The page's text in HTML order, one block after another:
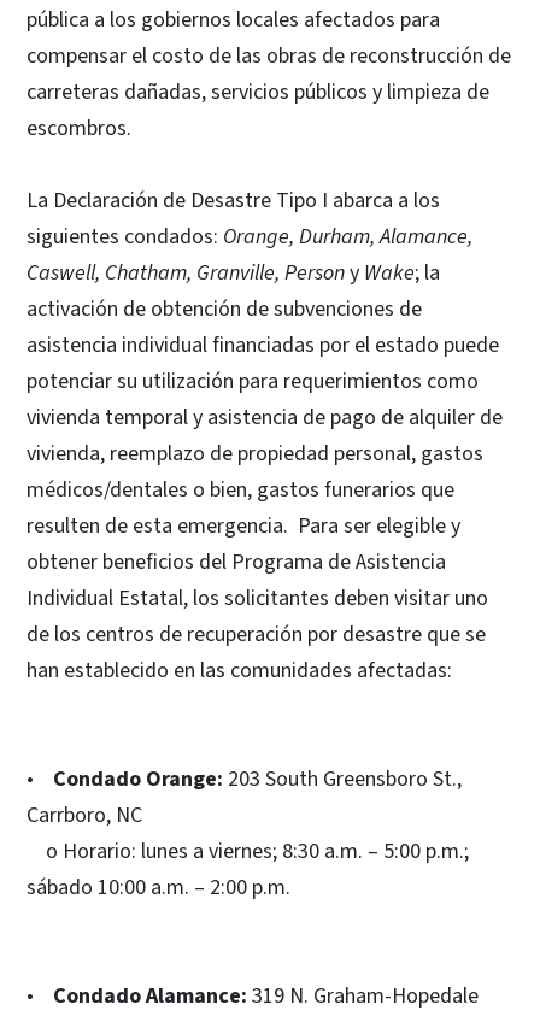
pública a los gobiernos locales afectados para
compensar el costo de las obras de reconstrucción de
carreteras dañadas, servicios públicos y limpieza de
escombros.
La Declaración de Desastre Tipo I abarca a los
siguientes condados: Orange, Durham, Alamance,
Caswell, Chatham, Granville, Persony Wake; la
activación de obtención de subvenciones de
asistencia individual financiadas por el estado puede
potenciar su utilización para requerimientos como
vivienda temporal y asistencia de pago de alquiler de
vivienda, reemplazo de propiedad personal, gastos
médicos/dentales o bien, gastos funerarios que
resulten de esta emergencia. Para ser elegible y
obtener beneficios del Programa de Asistencia
Individual Estatal, los solicitantes deben visitar uno
de los centros de recuperación por desastre que se
han establecido en las comunidades afectadas:
• Condado Orange: 203 South Greensboro St.,
Carrboro, NC
o Horario: lunes a viernes; 8:30 a.m. – 5:00 p.m.;
sábado 10:00 a.m. – 2:00 p.m.
• Condado Alamance: 319 N. Graham-Hopedale